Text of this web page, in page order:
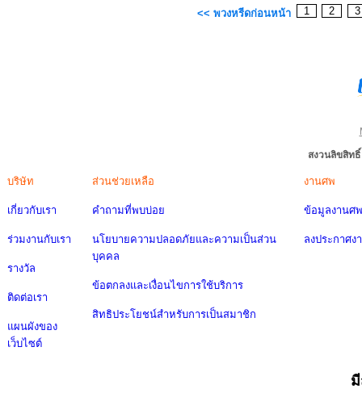
<< พวงหรีดก่อนหน้า 1 2
สงวนลิขสิท
บริษัท
เกี่ยวกับเรา
ร่วมงานกับเรา
รางวัล
ติดต่อเรา
แผนผังของ
เว็บไซต์
ส่วนช่วยเหลือ
คำถามที่พบบ่อย
นโยบายความปลอดภัยและความเป็นส่วน
บุคคล
ข้อตกลงและเงื่อนไขการใช้บริการ
สิทธิประโยชน์สำหรับการเป็นสมาชิก
งานศพ
ข้อมูลงานศพ
ลงประกาศง